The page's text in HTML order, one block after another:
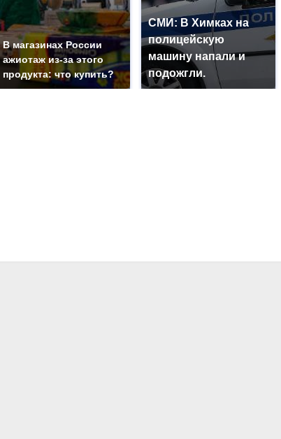
В магазинах России
ажиотаж из-за этого
продукта: что купить?
СМИ: В Химках на
полицейскую
машину напали и
подожгли.